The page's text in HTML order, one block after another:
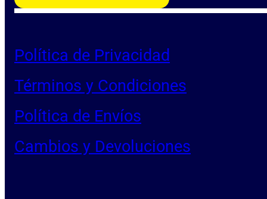
Política de Privacidad
Términos y Condiciones
Política de Envíos
Cambios y Devoluciones